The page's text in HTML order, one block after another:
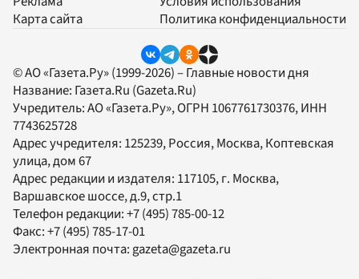
Карта сайта
Политика конфиденциальности
© АО «Газета.Ру» (1999-2026) – Главные новости дня
Название: Газета.Ru (Gazeta.Ru)
Учредитель:АО «Газета.Ру», ОГРН 1067761730376, ИНН
7743625728
Адрес учредителя: 125239, Россия, Москва, Коптевская
улица, дом 67
Адрес редакции и издателя: 117105, г. Москва,
Варшавское шоссе, д.9, стр.1
Телефон редакции:+7 (495) 785-00-12
Факс:+7 (495) 785-17-01
Электронная почта: gazeta@gazeta.ru